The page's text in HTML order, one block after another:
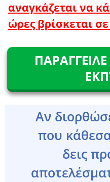
αναγκάζεται να
ώρες βρίσκεται
Αν
που
δεις